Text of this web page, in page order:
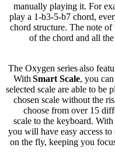
manually playing it. For
play a 1-b3-5-b7 chord,
chord structure. The note
of the chord and all
The Oxygen series also
With Smart Scale, you
selected scale are able to
chosen scale without the
choose from over 15
scale to the keyboard.
you will have easy access to
on the fly, keeping you